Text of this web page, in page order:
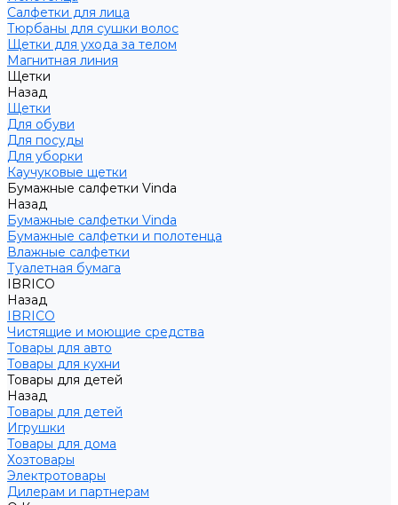
Салфетки для лица
Тюрбаны для сушки волос
Щетки для ухода за телом
Магнитная линия
Щетки
Назад
Щетки
Для обуви
Для посуды
Для уборки
Каучуковые щетки
Бумажные салфетки Vinda
Назад
Бумажные салфетки Vinda
Бумажные салфетки и полотенца
Влажные салфетки
Туалетная бумага
IBRICO
Назад
IBRICO
Чистящие и моющие средства
Товары для авто
Товары для кухни
Товары для детей
Назад
Товары для детей
Игрушки
Товары для дома
Хозтовары
Электротовары
Дилерам и партнерам